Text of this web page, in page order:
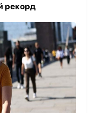
рекорд